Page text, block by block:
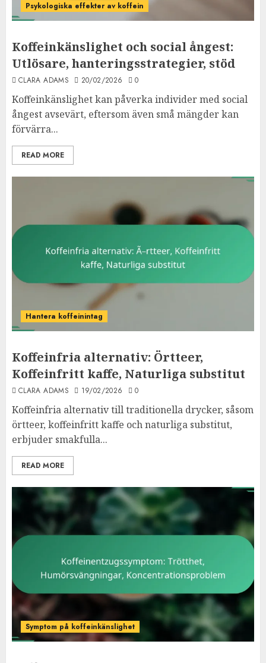
Psykologiska effekter av koffein
Koffeinkänslighet och social ångest:
Utlösare, hanteringsstrategier, stöd
CLARA ADAMS 20/02/2026 0
Koffeinkänslighet kan påverka individer med social
ångest avsevärt, eftersom även små mängder kan
förvärra...
READ MORE
Hantera koffeinintag
Koffeinfria alternativ: Örtteer,
Koffeinfritt kaffe, Naturliga substitut
CLARA ADAMS 19/02/2026 0
Koffeinfria alternativ till traditionella drycker, såsom
örtteer, koffeinfritt kaffe och naturliga substitut,
erbjuder smakfulla...
READ MORE
Symptom på koffeinkänslighet